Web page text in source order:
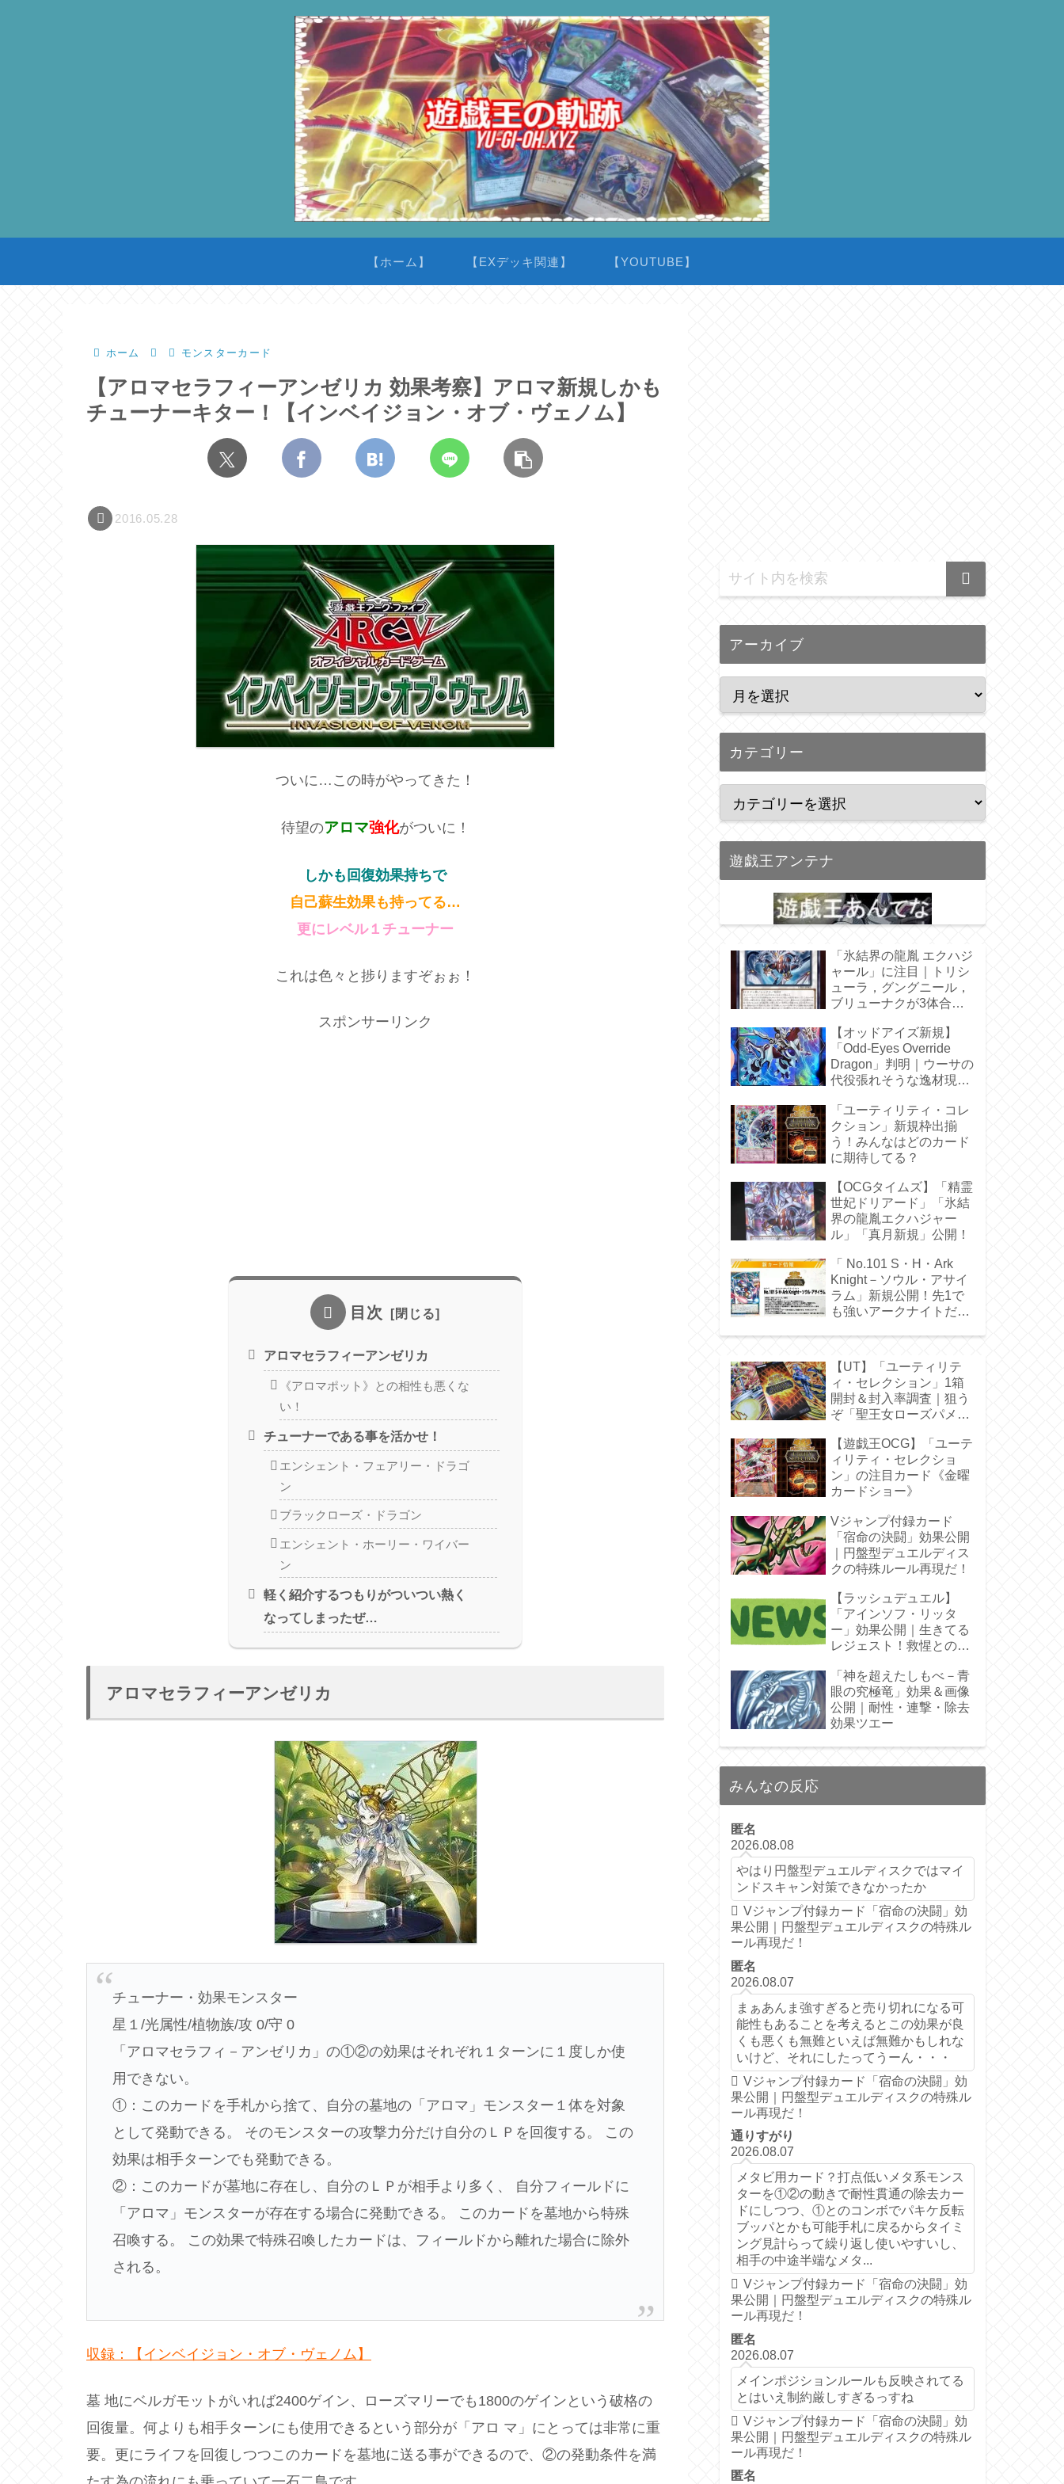
【ホーム】 【EXデッキ関連】 【YOUTUBE】
ホーム モンスターカード
【アロマセラフィーアンゼリカ 効果考察】アロマ新規しかも
チューナーキター！【インベイジョン・オブ・ヴェノム】
2016.05.28
ついに…この時がやってきた！
待望のアロマ強化がついに！
しかも回復効果持ちで
自己蘇生効果も持ってる…
更にレベル１チューナー
これは色々と捗りますぞぉぉ！
スポンサーリンク
目次
アロマセラフィーアンゼリカ
《アロマポット》との相性も悪くな
い！
チューナーである事を活かせ！
エンシェント・フェアリー・ドラゴ
ン
ブラックローズ・ドラゴン
エンシェント・ホーリー・ワイバー
ン
軽く紹介するつもりがついつい熱く
なってしまったぜ…
アロマセラフィーアンゼリカ
チューナー・効果モンスター
星１/光属性/植物族/攻 0/守 0
「アロマセラフィ－アンゼリカ」の①②の効果はそれぞれ１ターンに１度しか使
用できない。
①：このカードを手札から捨て、自分の墓地の「アロマ」モンスター１体を対象
として発動できる。 そのモンスターの攻撃力分だけ自分のＬＰを回復する。 この
効果は相手ターンでも発動できる。
②：このカードが墓地に存在し、自分のＬＰが相手より多く、 自分フィールドに
「アロマ」モンスターが存在する場合に発動できる。 このカードを墓地から特殊
召喚する。 この効果で特殊召喚したカードは、フィールドから離れた場合に除外
される。
収録：【インベイジョン・オブ・ヴェノム】
墓 地にベルガモットがいれば2400ゲイン、ローズマリーでも1800のゲインという破格の
回復量。何よりも相手ターンにも使用できるという部分が「アロ マ」にとっては非常に重
要。更にライフを回復しつつこのカードを墓地に送る事ができるので、②の発動条件を満
アーカイブ
カテゴリー
遊戯王アンテナ
「氷結界の龍胤 エクハジ
ャール」に注目｜トリシ
ューラ，グングニール，
ブリューナクが3体合
【オッドアイズ新規】
「Odd-Eyes Override
Dragon」判明｜ウーサの
代役張れそうな逸材現
「ユーティリティ・コレ
クション」新規枠出揃
う！みんなはどのカード
に期待してる？
【OCGタイムズ】「精霊
世妃ドリアード」「氷結
界の龍胤エクハジャー
ル」「真月新規」公開！
「 No.101 S・H・Ark
Knight－ソウル・アサイ
ラム」新規公開！先1で
も強いアークナイトだ
【UT】「ユーティリテ
ィ・セレクション」1箱
開封＆封入率調査｜狙う
ぞ「聖王女ローズパメ
【遊戯王OCG】「ユーテ
ィリティ・セレクショ
ン」の注目カード《金曜
カードショー》
Vジャンプ付録カード
「宿命の決闘」効果公開
｜円盤型デュエルディス
クの特殊ルール再現だ！
【ラッシュデュエル】
「アインソフ・リッタ
ー」効果公開｜生きてる
レジェスト！救惺との相
「神を超えたしもべ－青
眼の究極竜」効果＆画像
公開｜耐性・連撃・除去
効果ツエー
みんなの反応
匿名
2026.08.08
やはり円盤型デュエルディスクではマイ
ンドスキャン対策できなかったか
Vジャンプ付録カード「宿命の決闘」効
果公開｜円盤型デュエルディスクの特殊ル
ール再現だ！
匿名
2026.08.07
まぁあんま強すぎると売り切れになる可
能性もあることを考えるとこの効果が良
くも悪くも無難といえば無難かもしれな
いけど、それにしたってうーん・・・
Vジャンプ付録カード「宿命の決闘」効
果公開｜円盤型デュエルディスクの特殊ル
ール再現だ！
通りすがり
2026.08.07
メタビ用カード？打点低いメタ系モンス
ターを①②の動きで耐性貫通の除去カー
ドにしつつ、①とのコンボでパキケ反転
ブッパとかも可能手札に戻るからタイミ
ング見計らって繰り返し使いやすいし、
相手の中途半端なメタ...
Vジャンプ付録カード「宿命の決闘」効
果公開｜円盤型デュエルディスクの特殊ル
ール再現だ！
匿名
2026.08.07
メインポジションルールも反映されてる
とはいえ制約厳しすぎるっすね
Vジャンプ付録カード「宿命の決闘」効
果公開｜円盤型デュエルディスクの特殊ル
ール再現だ！
匿名